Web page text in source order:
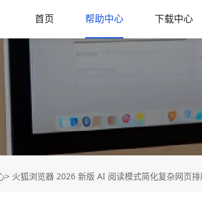
首页 帮助中心 下载中心
> 火狐浏览器 2026 新版 AI 阅读模式简化复杂网页排